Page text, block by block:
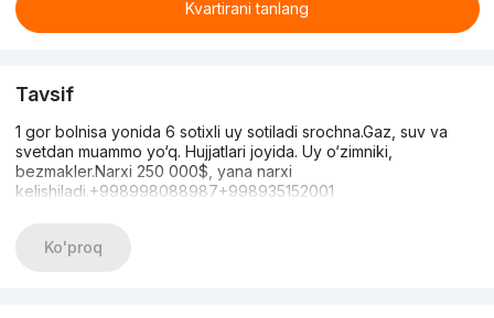
Kvartirani tanlang
Tavsif
1 gor bolnisa yonida 6 sotixli uy sotiladi srochna.Gaz, suv va
svetdan muammo yo‘q. Hujjatlari joyida. Uy o‘zimniki,
bezmakler.Narxi 250 000$, yana narxi
kelishiladi.+998998088987+998935152001
Ko'proq